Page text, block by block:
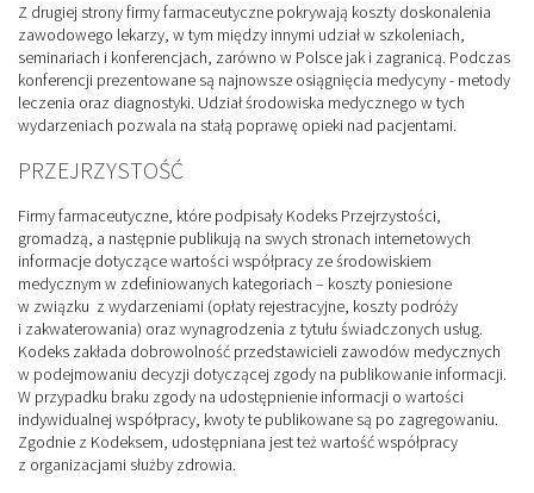
Z drugiej strony firmy farmaceutyczne pokrywają koszty doskonalenia
zawodowego lekarzy, w tym między innymi udział w szkoleniach,
seminariach i konferencjach, zarówno w Polsce jak i zagranicą. Podczas
konferencji prezentowane są najnowsze osiągnięcia medycyny - metody
leczenia oraz diagnostyki. Udział środowiska medycznego w tych
wydarzeniach pozwala na stałą poprawę opieki nad pacjentami.
PRZEJRZYSTOŚĆ
Firmy farmaceutyczne, które podpisały Kodeks Przejrzystości,
gromadzą, a następnie publikują na swych stronach internetowych
informacje dotyczące wartości współpracy ze środowiskiem
medycznym w zdefiniowanych kategoriach – koszty poniesione
w związku z wydarzeniami (opłaty rejestracyjne, koszty podróży
i zakwaterowania) oraz wynagrodzenia z tytułu świadczonych usług.
Kodeks zakłada dobrowolność przedstawicieli zawodów medycznych
w podejmowaniu decyzji dotyczącej zgody na publikowanie informacji.
W przypadku braku zgody na udostępnienie informacji o wartości
indywidualnej współpracy, kwoty te publikowane są po zagregowaniu.
Zgodnie z Kodeksem, udostępniana jest też wartość współpracy
z organizacjami służby zdrowia.